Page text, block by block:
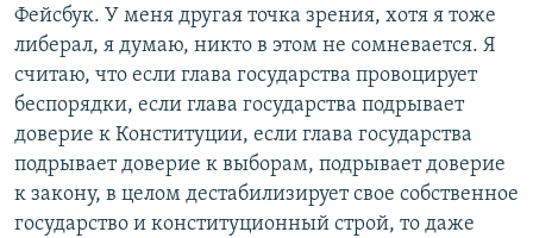
Фейсбук. У меня другая точка зрения, хотя я тоже
либерал, я думаю, никто в этом не сомневается. Я
считаю, что если глава государства провоцирует
беспорядки, если глава государства подрывает
доверие к Конституции, если глава государства
подрывает доверие к выборам, подрывает доверие
к закону, в целом дестабилизирует свое собственное
государство и конституционный строй, то даже